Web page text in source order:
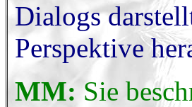
Dialogs
Perspektive
MM:Sie